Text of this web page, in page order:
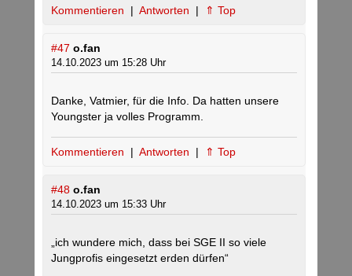
Kommentieren | Antworten | ⇑ Top
#47 o.fan
14.10.2023 um 15:28 Uhr
Danke, Vatmier, für die Info. Da hatten unsere
Youngster ja volles Programm.
Kommentieren | Antworten | ⇑ Top
#48 o.fan
14.10.2023 um 15:33 Uhr
„ich wundere mich, dass bei SGE II so viele
Jungprofis eingesetzt erden dürfen“